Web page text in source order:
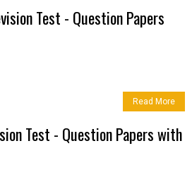
Test - Question Papers
Read More
Test - Question Papers with